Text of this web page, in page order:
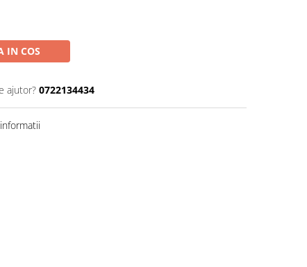
IN COS
ajutor? 0722134434